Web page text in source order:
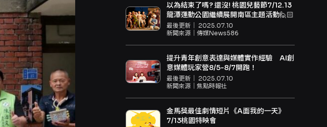
以為結束了嗎? 還沒! 桃園兒藝節7/12.13
龍潭運動公園繼續展開南區主題活動🙋🏻
最後更新｜ 2025.07.10
新聞來源｜ 傳媒News586
提升青年創意表達與媒體實作經驗 AI創
意媒體玩家營8/5-8/7開跑！
最後更新｜ 2025.07.10
新聞來源｜ 焦點時報社
金馬獎最佳劇情短片《A面我的一天》
7/13桃園特映會